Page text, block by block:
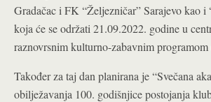
Gradačac i FK “Željezničar” Sarajevo kao i
koja će se održati 21.09.2022. godine u
raznovrsnim kulturno-zabavnim
Također za taj dan planirana je “Svečana
obilježavanja 100. godišnjice postojanja